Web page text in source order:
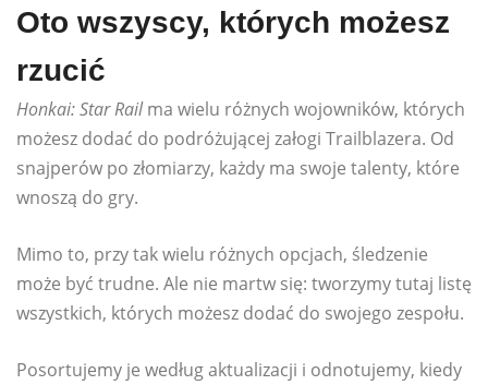
Oto wszyscy, których możesz
rzucić
Honkai: Star Railma wielu różnych wojowników, których
możesz dodać do podróżującej załogi Trailblazera. Od
snajperów po złomiarzy, każdy ma swoje talenty, które
wnoszą do gry.
Mimo to, przy tak wielu różnych opcjach, śledzenie
może być trudne. Ale nie martw się: tworzymy tutaj listę
wszystkich, których możesz dodać do swojego zespołu.
Posortujemy je według aktualizacji i odnotujemy, kiedy